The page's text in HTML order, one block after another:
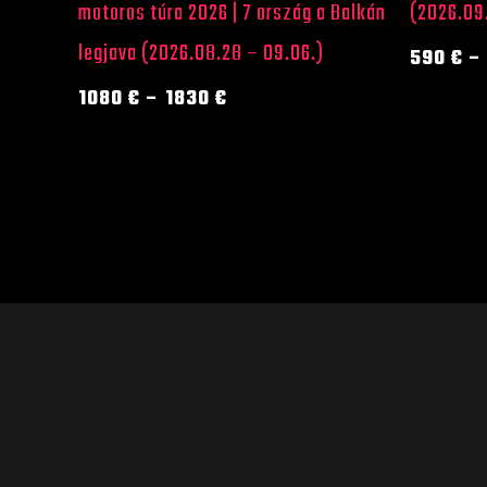
motoros túra 2026 | 7 ország a Balkán
legjava (2026.08.28 – 09.06.)
1080 € – 1830 €
ki
590 € –
ki